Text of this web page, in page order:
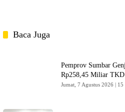
Baca Juga
Pemprov Sumbar
Rp258,45 Miliar
Jumat, 7 Agustus 2026 | 15